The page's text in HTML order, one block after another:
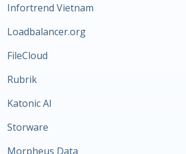
Infortrend Vietnam
Loadbalancer.org
FileCloud
Rubrik
Katonic AI
Storware
Morpheus Data